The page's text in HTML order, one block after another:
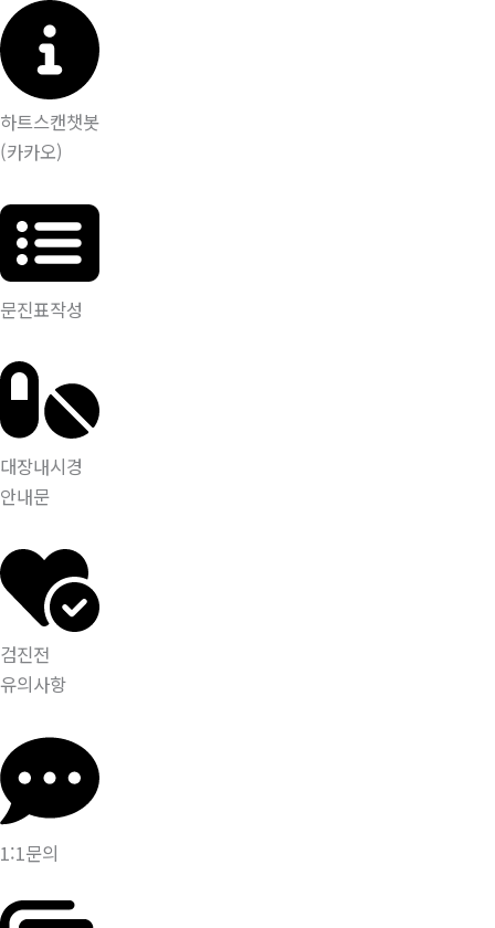
하트스캔챗봇
(카카오)
문진표작성
대장내시경
안내문
검진전
유의사항
1:1문의